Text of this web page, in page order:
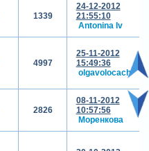
1339
24-12-2012
21:55:10
Antonina Iv
4997
25-11-2012
15:49:36
olgavolocach
2826
08-11-2012
10:57:56
Моренкова